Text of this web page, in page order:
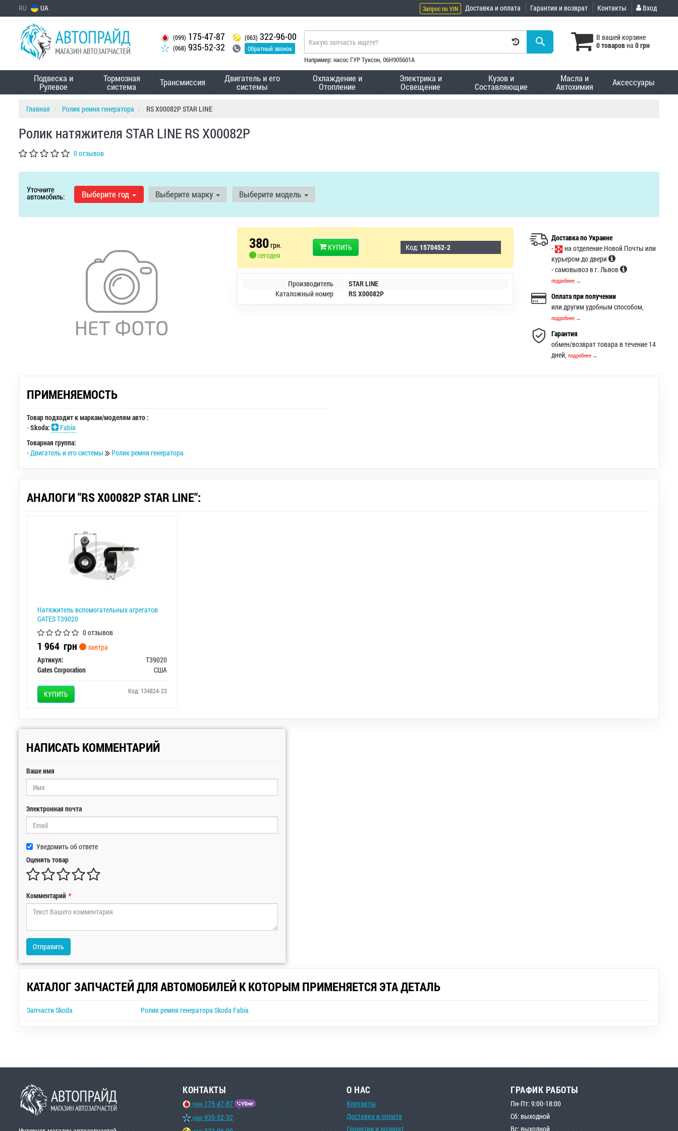
RU UA Запрос по VIN Доставка и оплата Гарантия и возврат Контакты Вход
(099) 175-47-87
(068) 935-52-32
(063) 322-96-00
Обратный звонок
В вашей корзине
0 товаровна 0 грн
Например: насос ГУР Туксон, 06H905601A
Подвеска и
Рулевое
Тормозная
система Трансмиссия Двигатель и его
системы
Охлаждение и
Отопление
Электрика и
Освещение
Кузов и
Составляющие
Масла и
Автохимия Аксессуары
Главная Ролик ремня генератора RS X00082P STAR LINE
Ролик натяжителя STAR LINE RS X00082P
0 отзывов
Уточните
автомобиль: Выберите год Выберите марку Выберите модель
380грн.
сегодня
КУПИТЬ Код: 1570452-2
Производитель
STAR LINE
Каталожный номер
RS X00082P
Доставка по Украине
-
на отделение Новой Почты или
курьером до двери
- самовывоз в г. Львов
подробнее →
Оплата при получении
или другим удобным способом,
подробнее →
Гарантия
обмен/возврат товара в течение 14
дней,подробнее →
ПРИМЕНЯЕМОСТЬ
Товар подходит к маркам/моделям авто :
-Skoda:
Fabia
Товарная группа:
-Двигатель и его системы Ролик ремня генератора
АНАЛОГИ "RS X00082P STAR LINE":
Натяжитель вспомогательных агрегатов
GATES T39020
0 отзывов
1 964 грн
завтра
Артикул:
T39020
Gates Corporation
США
КУПИТЬ Код: 134824-23
НАПИСАТЬ КОММЕНТАРИЙ
Ваше имя
Электронная почта
Уведомить об ответе
Оценить товар
Комментарий *
Отправить
КАТАЛОГ ЗАПЧАСТЕЙ ДЛЯ АВТОМОБИЛЕЙ К КОТОРЫМ ПРИМЕНЯЕТСЯ ЭТА ДЕТАЛЬ
Запчасти Skoda Ролик ремня генератора Skoda Fabia
КОНТАКТЫ
(099) 175-47-87
(068) 935-52-32
О НАС
Контакты
Доставка и оплата
Гарантии и возврат
ГРАФИК РАБОТЫ
Пн-Пт: 9:00-18:00
Сб: выходной
Вс: выходной